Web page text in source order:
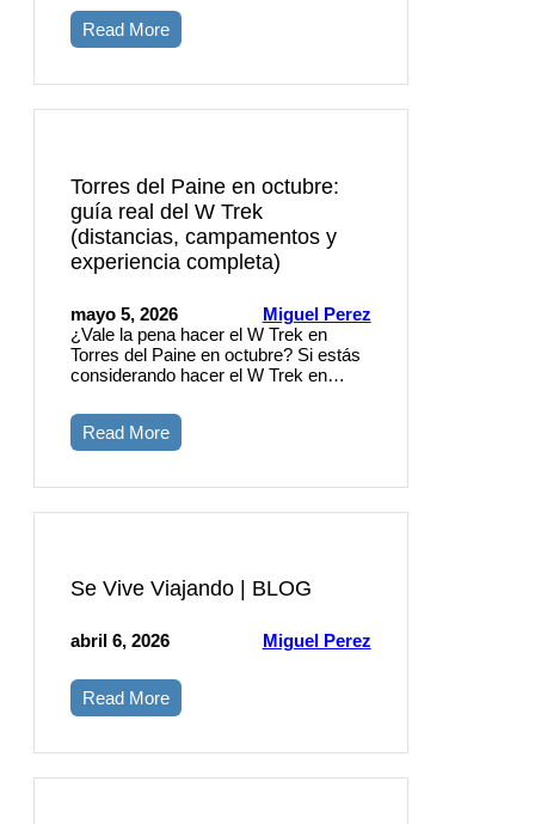
Read More
Torres del Paine en octubre:
guía real del W Trek
(distancias, campamentos y
experiencia completa)
mayo 5, 2026
Miguel Perez
¿Vale la pena hacer el W Trek en
Torres del Paine en octubre? Si estás
considerando hacer el W Trek en…
Read More
Se Vive Viajando | BLOG
abril 6, 2026 Miguel Perez
Read More